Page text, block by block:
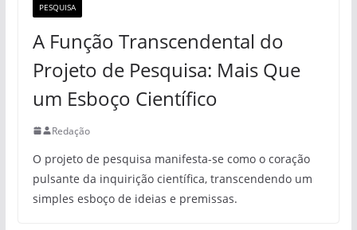
PESQUISA
A Função Transcendental do
Projeto de Pesquisa: Mais Que
um Esboço Científico
Redação
O projeto de pesquisa manifesta-se como o coração
pulsante da inquirição científica, transcendendo um
simples esboço de ideias e premissas.